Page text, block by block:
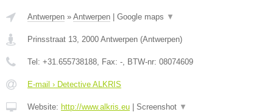
Antwerpen » Antwerpen Google maps ▼
Prinsstraat 13 2000 Antwerpen (Antwerpen)
Tel: +31.655738188 , Fax: - , BTW-nr: 08074609
E-mail › Detective ALKRIS
Website: http://www.alkris.eu Screenshot ▼